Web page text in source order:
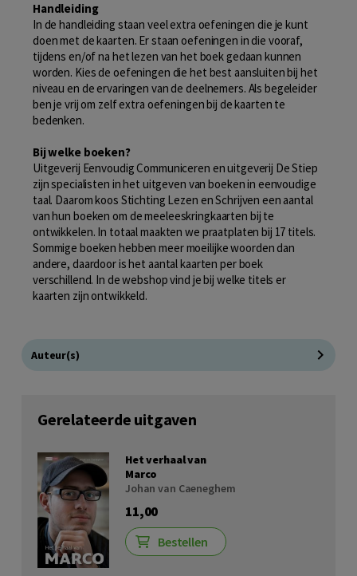
Handleiding
In de handleiding staan veel extra oefeningen die je kunt
doen met de kaarten. Er staan oefeningen in die vooraf,
tijdens en/of na het lezen van het boek gedaan kunnen
worden. Kies de oefeningen die het best aansluiten bij het
niveau en de ervaringen van de deelnemers. Als begeleider
ben je vrij om zelf extra oefeningen bij de kaarten te
bedenken.
Bij welke boeken?
Uitgeverij Eenvoudig Communiceren en uitgeverij De Stiep
zijn specialisten in het uitgeven van boeken in eenvoudige
taal. Daarom koos Stichting Lezen en Schrijven een aantal
van hun boeken om de meeleeskringkaarten bij te
ontwikkelen. In totaal maakten we praatplaten bij 17 titels.
Sommige boeken hebben meer moeilijke woorden dan
andere, daardoor is het aantal kaarten per boek
verschillend. In de webshop vind je bij welke titels er
kaarten zijn ontwikkeld.
Auteur(s)
Gerelateerde uitgaven
Het verhaal van
Marco
Johan van Caeneghem
11,00
Bestellen